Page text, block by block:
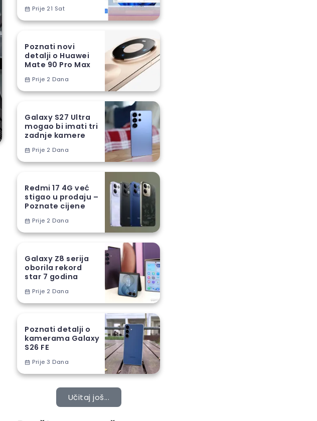
EUPrije 21 Sat
Poznati novi
detalji o Huawei
Mate 90 Pro Max
Prije 2 Dana
Galaxy S27 Ultra
mogao bi imati tri
zadnje kamere
Prije 2 Dana
Redmi 17 4G već
stigao u prodaju –
Poznate cijene
Prije 2 Dana
Galaxy Z8 serija
oborila rekord
star 7 godina
Prije 2 Dana
Poznati detalji o
kamerama Galaxy
S26 FE
Prije 3 Dana
Učitaj još...